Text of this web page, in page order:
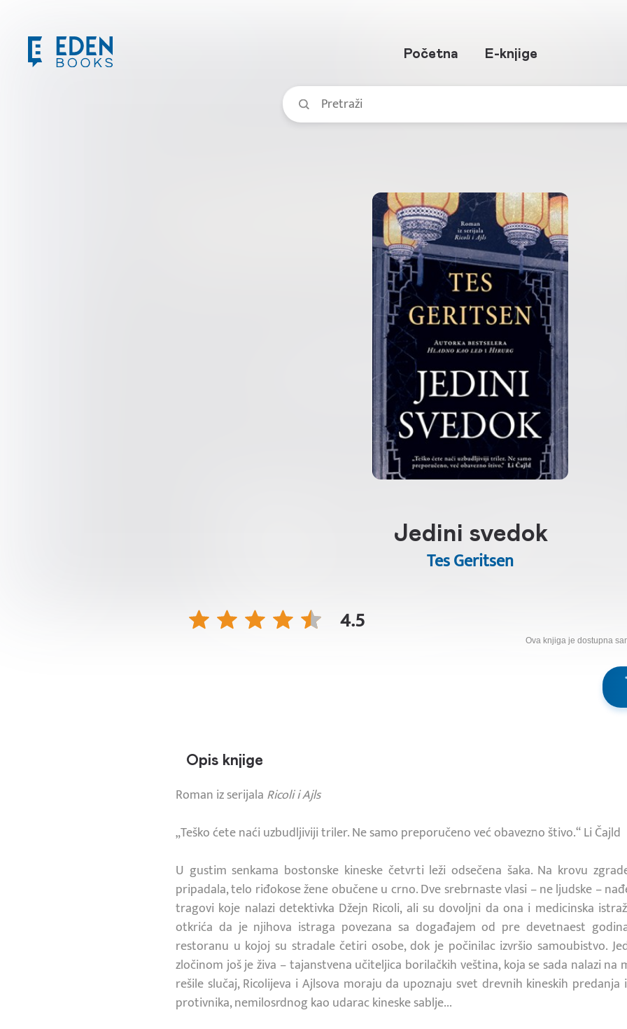
Početna E-knjige
Jedini svedok
Tes Geritsen
4.5
Ova knjiga je dostupna
Opis knjige
Roman iz serijala Ricoli i Ajls
„Teško ćete naći uzbudljiviji triler. Ne samo preporučeno već obavezno štivo.“ Li Čajld
U gustim senkama bostonske kineske četvrti leži odsečena šaka. Na krovu
pripadala, telo riđokose žene obučene u crno. Dve srebrnaste vlasi – ne ljudske –
tragovi koje nalazi detektivka Džejn Ricoli, ali su dovoljni da ona i medicinska
otkrića da je njihova istraga povezana sa događajem od pre devetnaest
restoranu u kojoj su stradale četiri osobe, dok je počinilac izvršio samoubistvo.
zločinom još je živa – tajanstvena učiteljica borilačkih veština, koja se sada nalazi na
rešile slučaj, Ricolijeva i Ajlsova moraju da upoznaju svet drevnih kineskih
protivnika, nemilosrdnog kao udarac kineske sablje...